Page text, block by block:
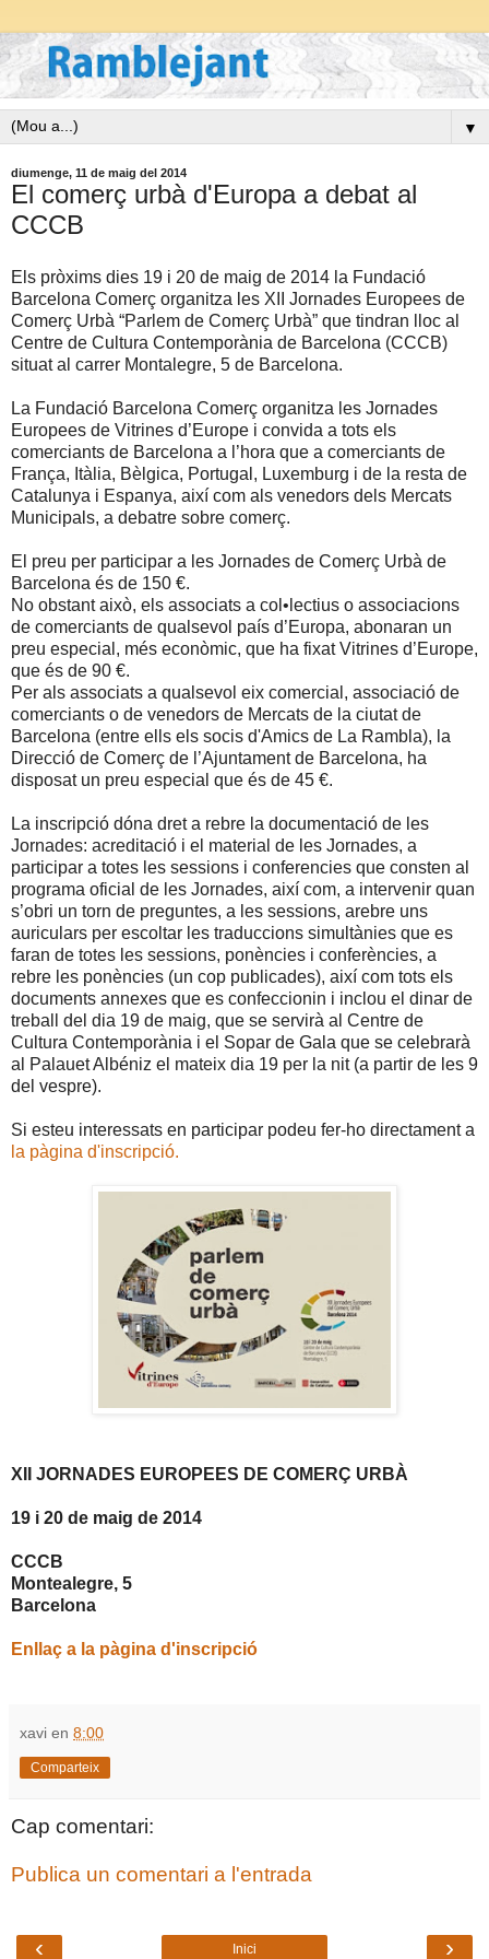
▼
diumenge, 11 de maig del 2014
El comerç urbà d'Europa a debat al
CCCB
Els pròxims dies 19 i 20 de maig de 2014 la Fundació
Barcelona Comerç organitza les XII Jornades Europees de
Comerç Urbà “Parlem de Comerç Urbà” que tindran lloc al
Centre de Cultura Contemporània de Barcelona (CCCB)
situat al carrer Montalegre, 5 de Barcelona.
La Fundació Barcelona Comerç organitza les Jornades
Europees de Vitrines d’Europe i convida a tots els
comerciants de Barcelona a l’hora que a comerciants de
França, Itàlia, Bèlgica, Portugal, Luxemburg i de la resta de
Catalunya i Espanya, així com als venedors dels Mercats
Municipals, a debatre sobre comerç.
El preu per participar a les Jornades de Comerç Urbà de
Barcelona és de 150 €.
No obstant això, els associats a col•lectius o associacions
de comerciants de qualsevol país d’Europa, abonaran un
preu especial, més econòmic, que ha fixat Vitrines d’Europe,
que és de 90 €.
Per als associats a qualsevol eix comercial, associació de
comerciants o de venedors de Mercats de la ciutat de
Barcelona (entre ells els socis d'Amics de La Rambla), la
Direcció de Comerç de l’Ajuntament de Barcelona, ha
disposat un preu especial que és de 45 €.
La inscripció dóna dret a rebre la documentació de les
Jornades: acreditació i el material de les Jornades, a
participar a totes les sessions i conferencies que consten al
programa oficial de les Jornades, així com, a intervenir quan
s’obri un torn de preguntes, a les sessions, arebre uns
auriculars per escoltar les traduccions simultànies que es
faran de totes les sessions, ponències i conferències, a
rebre les ponències (un cop publicades), així com tots els
documents annexes que es confeccionin i inclou el dinar de
treball del dia 19 de maig, que se servirà al Centre de
Cultura Contemporània i el Sopar de Gala que se celebrarà
al Palauet Albéniz el mateix dia 19 per la nit (a partir de les 9
del vespre).
Si esteu interessats en participar podeu fer-ho directament a
la pàgina d'inscripció.
XII JORNADES EUROPEES DE COMERÇ URBÀ
19 i 20 de maig de 2014
CCCB
Montealegre, 5
Barcelona
Enllaç a la pàgina d'inscripció
xavi en 8:00
Comparteix
Cap comentari:
Publica un comentari a l'entrada
‹ ›
Inici